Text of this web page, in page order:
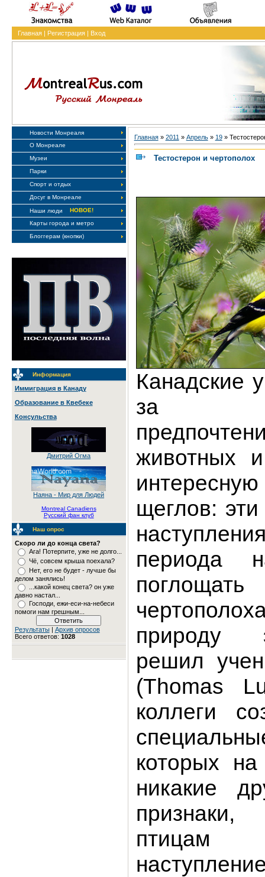
Главная| Регистрация| Вход
Новости Монреаля
О Монреале
Музеи
Парки
Спорт и отдых
Досуг в Монреале
Наши люди
НОВОЕ!
Карты города и метро
Блоггерам (кнопки)
Информация
Иммиграция в Канаду
Образование в Квебеке
Консульства
Дмитрий Огма
Наяна - Мир для Людей
Montreal Canadiens
Русский фан клуб
Наш опрос
Скоро ли до конца света?
Ага! Потерпите, уже не долго...
Чё, совсем крыша поехала?
Нет, его не будет - лучше бы
делом занялись!
...какой конец света? он уже
давно настал...
Господи, ежи-еси-на-небеси
помоги нам грешным...
Результаты| Архив опросов
Всего ответов: 1028
Главная» 2011 » Апрель » 19»
Тестостерон и чертополох
Канадские
за
животных
щеглов:
периода
природу
решил
(Thomas
коллеги
которых
никакие
птицам